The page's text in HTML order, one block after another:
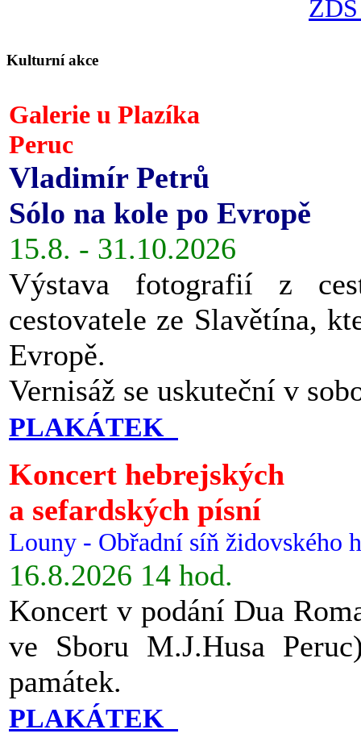
Kulturní akce
Galerie u Plazíka
Peruc
Vladimír Petrů
Sólo na kole po Evropě
15.8. - 31.10.2026
Výstava fotografií z
cestovatele ze Slavětína,
Evropě.
Vernisáž se uskuteční v
PLAKÁTEK
Koncert hebrejských
a sefardských písní
Louny - Obřadní síň židovského
16.8.2026 14 hod.
Koncert v podání Dua
ve Sboru M.J.Husa
památek.
PLAKÁTEK